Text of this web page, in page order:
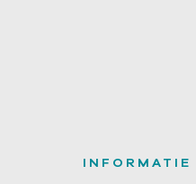
INFORMATIE